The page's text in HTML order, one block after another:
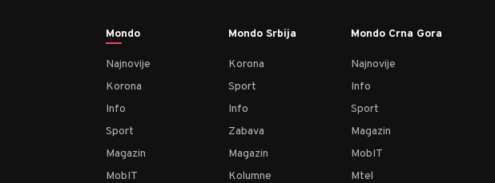
Mondo
Najnovije
Korona
Info
Sport
Magazin
MobIT
Mondo Srbija
Korona
Sport
Info
Zabava
Magazin
Kolumne
Mondo Crna Gora
Najnovije
Info
Sport
Magazin
MobIT
Mtel